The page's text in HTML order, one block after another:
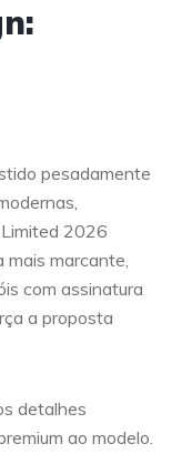
pesadamente
2026
mais marcante,
com assinatura
a proposta
detalhes
ao modelo.